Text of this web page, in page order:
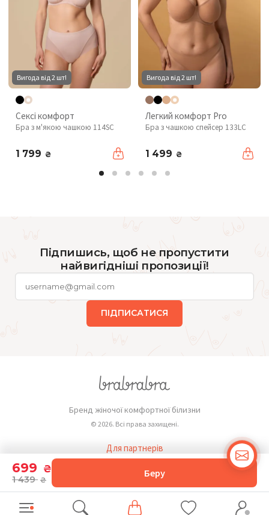
699 ₴
1 439 ₴
Беру
Вигода від 2 шт!
Сексі комфорт
Бра з м'якою чашкою 114SC
1 799 ₴
Вигода від 2 шт!
Легкий комфорт Pro
Бра з чашкою спейсер 133LC
1 499 ₴
Підпишись, щоб не пропустити
найвигідніші пропозиції!
ПІДПИСАТИСЯ
Бренд жіночої комфортної білизни
© 2026. Всі права захищені.
Для партнерів